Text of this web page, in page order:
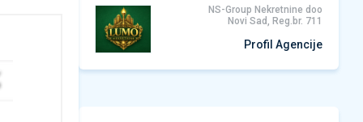
NS-Group Nekretnine doo
Novi Sad, Reg.br. 711
Profil Agencije